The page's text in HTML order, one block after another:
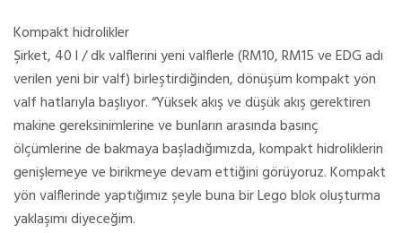
Kompakt hidrolikler
Şirket, 40 l / dk valflerini yeni valflerle (RM10, RM15 ve EDG adı
verilen yeni bir valf) birleştirdiğinden, dönüşüm kompakt yön
valf hatlarıyla başlıyor. “Yüksek akış ve düşük akış gerektiren
makine gereksinimlerine ve bunların arasında basınç
ölçümlerine de bakmaya başladığımızda, kompakt hidroliklerin
genişlemeye ve birikmeye devam ettiğini görüyoruz. Kompakt
yön valflerinde yaptığımız şeyle buna bir Lego blok oluşturma
yaklaşımı diyeceğim.